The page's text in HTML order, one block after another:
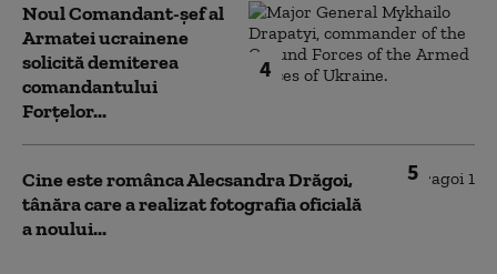
4
Noul Comandant-șef al
Armatei ucrainene
solicită demiterea
comandantului
Forțelor...
5
Cine este românca Alecsandra Drăgoi,
tânăra care a realizat fotografia oficială
a noului...